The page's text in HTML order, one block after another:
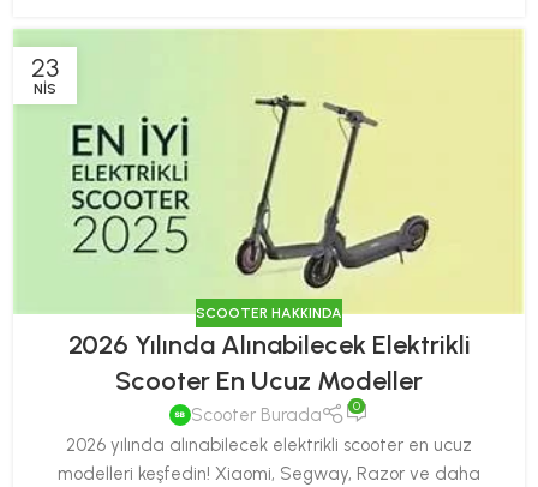
23
NIS
SCOOTER HAKKINDA
2026 Yılında Alınabilecek Elektrikli
Scooter En Ucuz Modeller
Scooter Burada 0
2026 yılında alınabilecek elektrikli scooter en ucuz
modelleri keşfedin! Xiaomi, Segway, Razor ve daha